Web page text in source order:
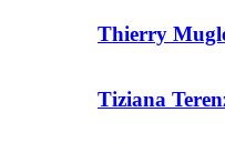
Thierry
Tiziana